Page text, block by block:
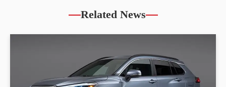
Related News